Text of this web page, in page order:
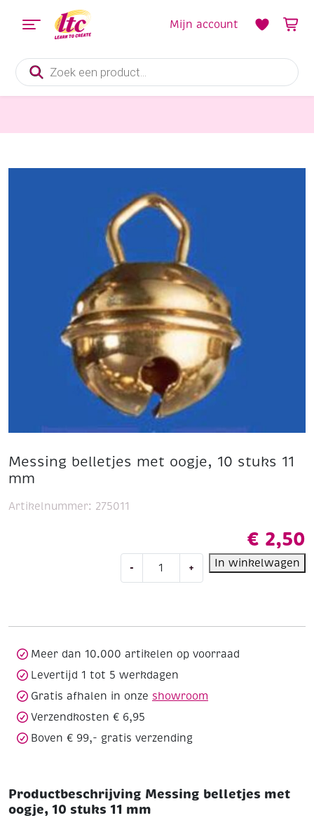
Producten
zoeken
Mijn account
Messing belletjes met oogje, 10 stuks 11
mm
€ 2,50
-
belletjes
11
+ In winkelwagen
Artikelnummer: 275011
Meer dan 10.000 artikelen op voorraad
Levertijd 1 tot 5 werkdagen
Gratis afhalen in onze showroom
Verzendkosten € 6,95
Boven € 99,- gratis verzending
Productbeschrijving Messing belletjes met
oogje, 10 stuks 11 mm